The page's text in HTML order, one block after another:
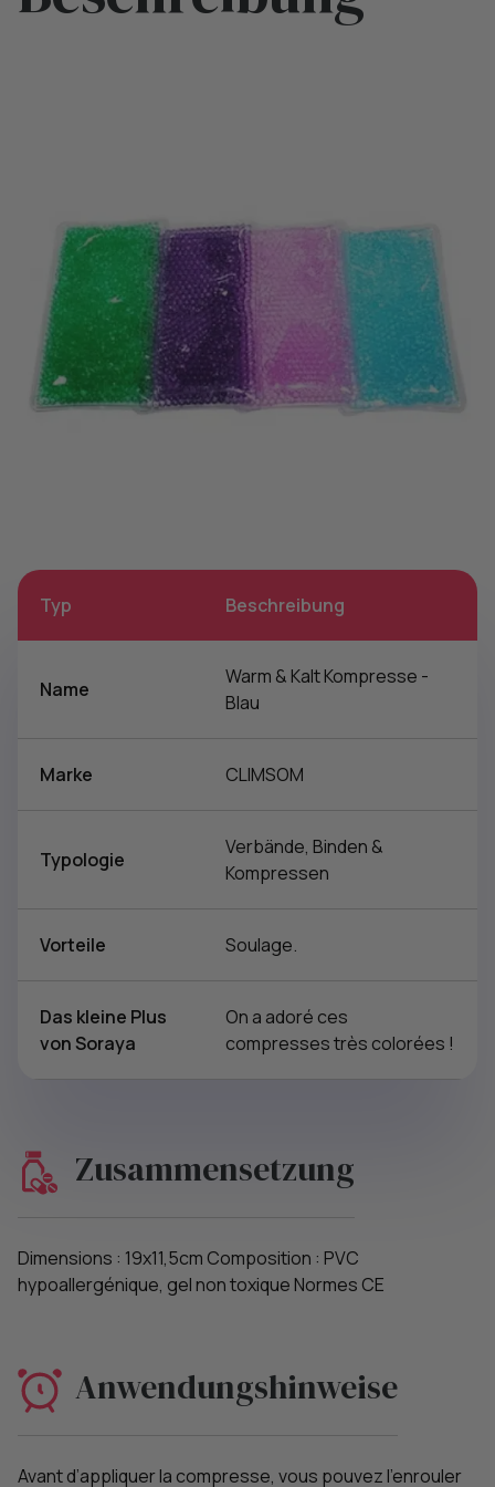
Typ Beschreibung
Name
Warm & Kalt Kompresse -
Blau
Marke CLIMSOM
Typologie
Verbände, Binden &
Kompressen
Vorteile Soulage.
Das kleine Plus
von Soraya
On a adoré ces
compresses très colorées !
Zusammensetzung
Dimensions : 19x11,5cm Composition : PVC
hypoallergénique, gel non toxique Normes CE
Anwendungshinweise
Avant d’appliquer la compresse, vous pouvez l’enrouler